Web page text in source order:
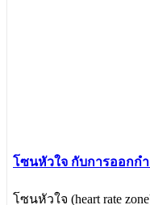
โซนหัวใจ กับการออกก
โซนหัวใจ (heart rate